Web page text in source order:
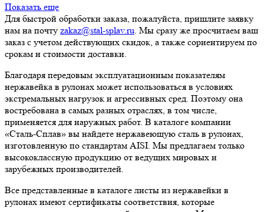
Показать еще
Для быстрой обработки заказа, пожалуйста, пришлите заявку
нам на почту zakaz@stal-splav.ru. Мы сразу же просчитаем ваш
заказ с учетом действующих скидок, а также сориентируем по
срокам и стоимости доставки.
Благодаря передовым эксплуатационным показателям
нержавейка в рулонах может использоваться в условиях
экстремальных нагрузок и агрессивных сред. Поэтому она
востребована в самых разных отраслях, в том числе,
применяется для наружных работ. В каталоге компании
«Сталь-Сплав» вы найдете нержавеющую сталь в рулонах,
изготовленную по стандартам AISI. Мы предлагаем только
высококлассную продукцию от ведущих мировых и
зарубежных производителей.
Все представленные в каталоге листы из нержавейки в
рулонах имеют сертификаты соответствия, которые